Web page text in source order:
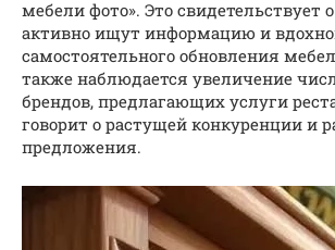
мебели фото». Это свидетельствует
активно ищут информацию и
самостоятельного обновления
также наблюдается увеличение
брендов, предлагающих услуги
говорит о растущей конкуренции и
предложения.